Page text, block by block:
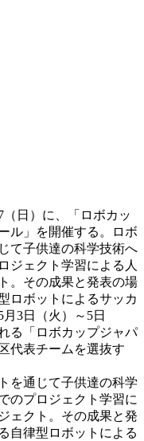
日）に、「ロボカッ
ル」を開催する。ロボ
て子供達の科学技術へ
ジェクト学習による人
。その成果と発表の場
ロボットによるサッカ
3日（火）～5日
る「ロボカップジャパ
代表チームを選抜す
を通じて子供達の科学
のプロジェクト学習に
ェクト。その成果と発
自律型ロボットによる